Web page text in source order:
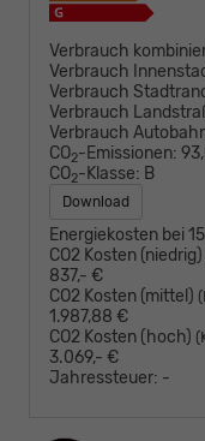
Verbrauch
Verbrauch
Verbrauch
Verbrauch
Verbrauch
CO2-Emissionen:
CO2-Klasse: B
Download
Energiekosten bei
CO2 Kosten (niedrig)
837,- €
CO2 Kosten (mittel)
1.987,88 €
CO2 Kosten (hoch)
3.069,- €
Jahressteuer: -